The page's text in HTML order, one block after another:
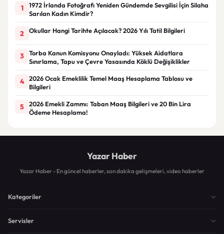
1
1972 İrlanda Fotoğrafı Yeniden Gündemde Sevgilisi İçin Silaha
Sarılan Kadın Kimdir?
2 Okullar Hangi Tarihte Açılacak? 2026 Yılı Tatil Bilgileri
3
Torba Kanun Komisyonu Onayladı: Yüksek Aidatlara
Sınırlama, Tapu ve Çevre Yasasında Köklü Değişiklikler
4
2026 Ocak Emeklilik Temel Maaş Hesaplama Tablosu ve
Bilgileri
5
2026 Emekli Zammı: Taban Maaş Bilgileri ve 20 Bin Lira
Ödeme Hesaplama!
Yazar Haber
Yazar Haber - En güncel haberler, son dakika gelişmeleri, video haberler
Kategoriler
Servisler